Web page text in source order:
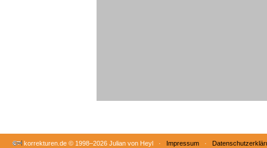
korrekturen.de © 1998–2026 Julian von Heyl · Impressum ·